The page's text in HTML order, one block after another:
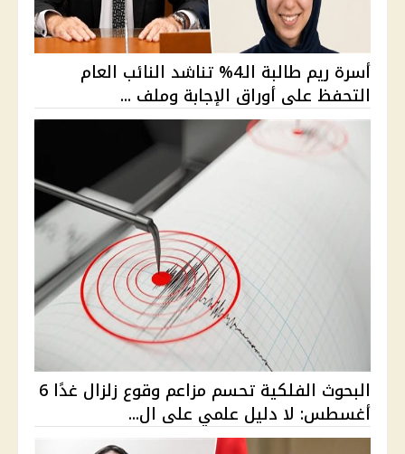
أسرة ريم طالبة الـ4% تناشد النائب العام
التحفظ على أوراق الإجابة وملف ...
البحوث الفلكية تحسم مزاعم وقوع زلزال غدًا 6
أغسطس: لا دليل علمي على ال...